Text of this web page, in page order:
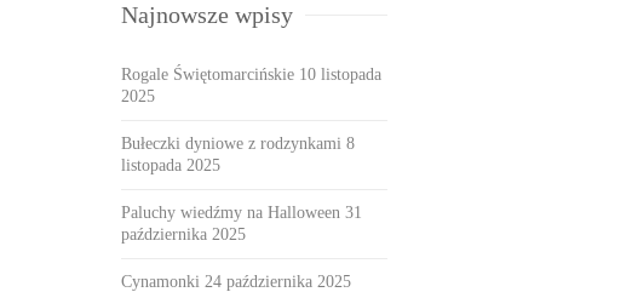
Najnowsze wpisy
Rogale Świętomarcińskie 10 listopada
2025
Bułeczki dyniowe z rodzynkami 8
listopada 2025
Paluchy wiedźmy na Halloween 31
października 2025
Cynamonki 24 października 2025